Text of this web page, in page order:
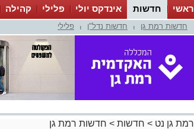
ראשי חדשות אינדקס יולי פלילי קהילה
ווטסאפ
חדשות רמת גן חדשות נדל"ן פלילי
רמת גן נט > חדשות > חדשות רמת גן